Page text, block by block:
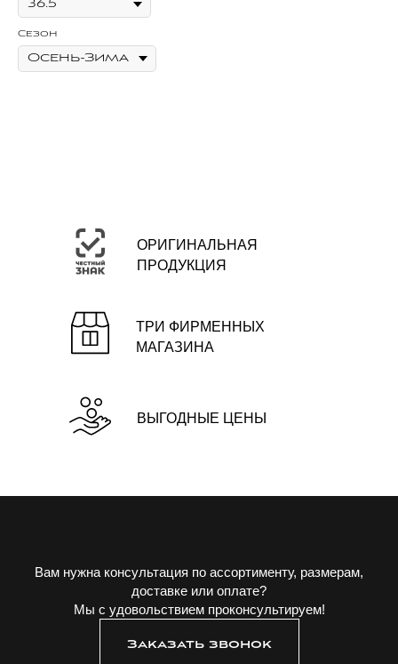
Сезон
ОРИГИНАЛЬНАЯ
ПРОДУКЦИЯ
ТРИ ФИРМЕННЫХ
МАГАЗИНА
ВЫГОДНЫЕ ЦЕНЫ
Вам нужна консультация по ассортименту, размерам,
доставке или оплате?
Мы с удовольствием проконсультируем!
Заказать звонок